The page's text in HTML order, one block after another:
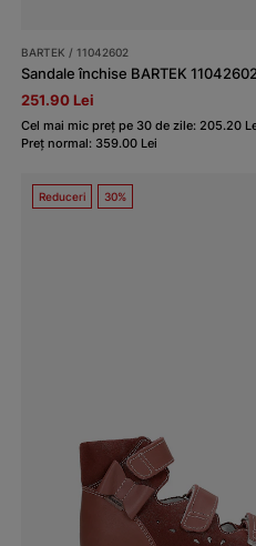
BARTEK / 11042602
Sandale închise BARTEK
251.90 Lei
Cel mai mic preț pe 30 de zile: 205.20
Preț normal: 359.00 Lei
Reduceri 30%